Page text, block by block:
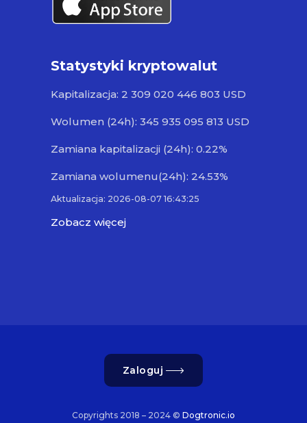
Statystyki kryptowalut
Kapitalizacja: 2 309 020 446 803 USD
Wolumen (24h): 345 935 095 813 USD
Zamiana kapitalizacji (24h): 0.22%
Zamiana wolumenu(24h): 24.53%
Aktualizacja: 2026-08-07 16:43:25
Zobacz więcej
Zaloguj
Copyrights 2018 – 2024 © Dogtronic.io